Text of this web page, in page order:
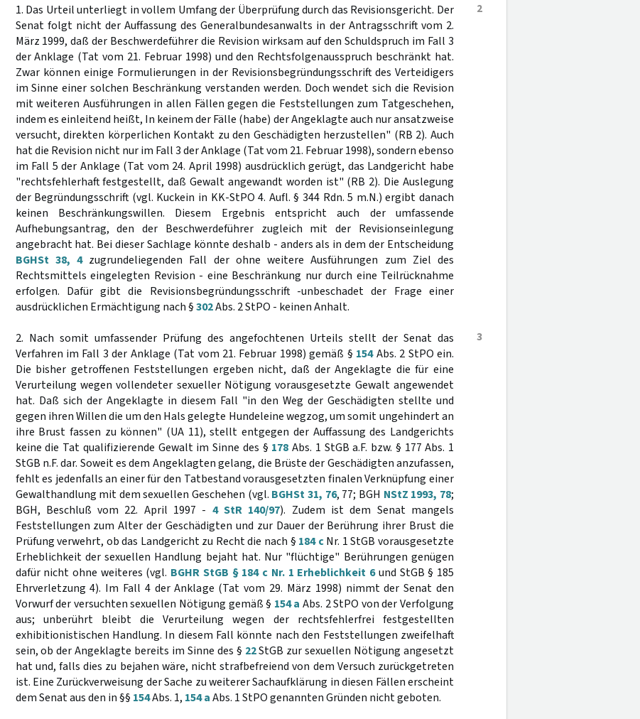
2
1. Das Urteil unterliegt in vollem Umfang der Überprüfung durch das Revisionsgericht. Der
Senat folgt nicht der Auffassung des Generalbundesanwalts in der Antragsschrift vom 2.
März 1999, daß der Beschwerdeführer die Revision wirksam auf den Schuldspruch im Fall 3
der Anklage (Tat vom 21. Februar 1998) und den Rechtsfolgenausspruch beschränkt hat.
Zwar können einige Formulierungen in der Revisionsbegründungsschrift des Verteidigers
im Sinne einer solchen Beschränkung verstanden werden. Doch wendet sich die Revision
mit weiteren Ausführungen in allen Fällen gegen die Feststellungen zum Tatgeschehen,
indem es einleitend heißt, In keinem der Fälle (habe) der Angeklagte auch nur ansatzweise
versucht, direkten körperlichen Kontakt zu den Geschädigten herzustellen" (RB 2). Auch
hat die Revision nicht nur im Fall 3 der Anklage (Tat vom 21. Februar 1998), sondern ebenso
im Fall 5 der Anklage (Tat vom 24. April 1998) ausdrücklich gerügt, das Landgericht habe
"rechtsfehlerhaft festgestellt, daß Gewalt angewandt worden ist" (RB 2). Die Auslegung
der Begründungsschrift (vgl. Kuckein in KK-StPO 4. Aufl. § 344 Rdn. 5 m.N.) ergibt danach
keinen Beschränkungswillen. Diesem Ergebnis entspricht auch der umfassende
Aufhebungsantrag, den der Beschwerdeführer zugleich mit der Revisionseinlegung
angebracht hat. Bei dieser Sachlage könnte deshalb - anders als in dem der Entscheidung
BGHSt 38, 4zugrundeliegenden Fall der ohne weitere Ausführungen zum Ziel des
Rechtsmittels eingelegten Revision - eine Beschränkung nur durch eine Teilrücknahme
erfolgen. Dafür gibt die Revisionsbegründungsschrift -unbeschadet der Frage einer
ausdrücklichen Ermächtigung nach §302Abs. 2 StPO - keinen Anhalt.
3
2. Nach somit umfassender Prüfung des angefochtenen Urteils stellt der Senat das
Verfahren im Fall 3 der Anklage (Tat vom 21. Februar 1998) gemäß § 154Abs. 2 StPO ein.
Die bisher getroffenen Feststellungen ergeben nicht, daß der Angeklagte die für eine
Verurteilung wegen vollendeter sexueller Nötigung vorausgesetzte Gewalt angewendet
hat. Daß sich der Angeklagte in diesem Fall "in den Weg der Geschädigten stellte und
gegen ihren Willen die um den Hals gelegte Hundeleine wegzog, um somit ungehindert an
ihre Brust fassen zu können" (UA 11), stellt entgegen der Auffassung des Landgerichts
keine die Tat qualifizierende Gewalt im Sinne des § 178 Abs. 1 StGB a.F. bzw. § 177 Abs. 1
StGB n.F. dar. Soweit es dem Angeklagten gelang, die Brüste der Geschädigten anzufassen,
fehlt es jedenfalls an einer für den Tatbestand vorausgesetzten finalen Verknüpfung einer
Gewalthandlung mit dem sexuellen Geschehen (vgl. BGHSt 31, 76, 77; BGH NStZ 1993, 78;
BGH, Beschluß vom 22. April 1997 - 4 StR 140/97). Zudem ist dem Senat mangels
Feststellungen zum Alter der Geschädigten und zur Dauer der Berührung ihrer Brust die
Prüfung verwehrt, ob das Landgericht zu Recht die nach § 184 cNr. 1 StGB vorausgesetzte
Erheblichkeit der sexuellen Handlung bejaht hat. Nur "flüchtige" Berührungen genügen
dafür nicht ohne weiteres (vgl. BGHR StGB § 184 c Nr. 1 Erheblichkeit 6und StGB § 185
Ehrverletzung 4). Im Fall 4 der Anklage (Tat vom 29. März 1998) nimmt der Senat den
Vorwurf der versuchten sexuellen Nötigung gemäß § 154 a Abs. 2 StPO von der Verfolgung
aus; unberührt bleibt die Verurteilung wegen der rechtsfehlerfrei festgestellten
exhibitionistischen Handlung. In diesem Fall könnte nach den Feststellungen zweifelhaft
sein, ob der Angeklagte bereits im Sinne des § 22StGB zur sexuellen Nötigung angesetzt
hat und, falls dies zu bejahen wäre, nicht strafbefreiend von dem Versuch zurückgetreten
ist. Eine Zurückverweisung der Sache zu weiterer Sachaufklärung in diesen Fällen erscheint
dem Senat aus den in §§ 154Abs. 1, 154 aAbs. 1 StPO genannten Gründen nicht geboten.